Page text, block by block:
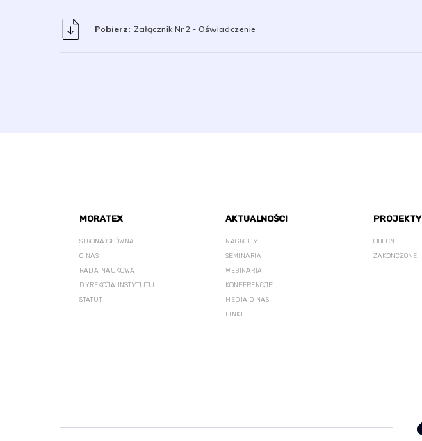
Pobierz: Załącznik Nr 2 - Oświadczenie
MORATEX
STRONA GŁÓWNA
O NAS
RADA NAUKOWA
DYREKCJA INSTYTUTU
STATUT
AKTUALNOŚCI
NAGRODY
SEMINARIA
WEBINARIA
KONFERENCJE
MEDIA O NAS
LINKI
PROJEKTY
OBECNE
ZAKOŃCZONE